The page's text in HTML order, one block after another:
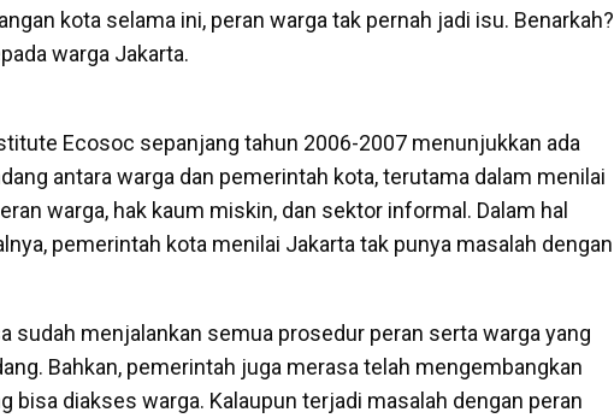
kota selama ini, peran warga tak pernah jadi isu. Benarkah?
warga Jakarta.
Ecosoc sepanjang tahun 2006-2007 menunjukkan ada
antara warga dan pemerintah kota, terutama dalam menilai
warga, hak kaum miskin, dan sektor informal. Dalam hal
pemerintah kota menilai Jakarta tak punya masalah dengan
sudah menjalankan semua prosedur peran serta warga yang
Bahkan, pemerintah juga merasa telah mengembangkan
bisa diakses warga. Kalaupun terjadi masalah dengan peran